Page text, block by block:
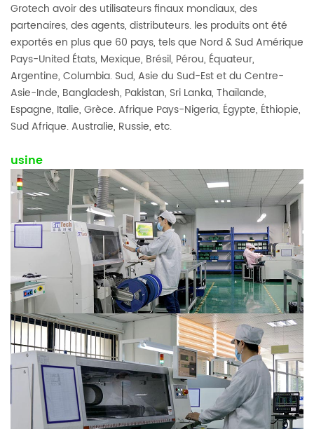
Grotech avoir des utilisateurs finaux mondiaux, des
partenaires, des agents, distributeurs. les produits ont été
exportés en plus que 60 pays, tels que Nord & Sud Amérique
Pays-United États, Mexique, Brésil, Pérou, Équateur,
Argentine, Columbia. Sud, Asie du Sud-Est et du Centre-
Asie-Inde, Bangladesh, Pakistan, Sri Lanka, Thaïlande,
Espagne, Italie, Grèce. Afrique Pays-Nigeria, Égypte, Éthiopie,
Sud Afrique. Australie, Russie, etc.
usine